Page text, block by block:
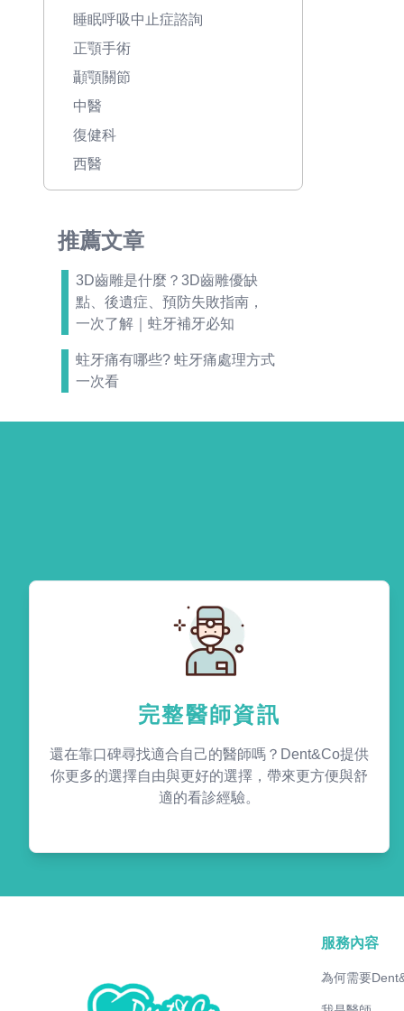
睡眠呼吸中止症諮詢
正顎手術
顳顎關節
中醫
復健科
西醫
推薦文章
3D齒雕是什麼？3D齒雕優缺
點、後遺症、預防失敗指南，
一次了解｜蛀牙補牙必知
蛀牙痛有哪些? 蛀牙痛處理方式
一次看
完整醫師資訊
還在靠口碑尋找適合自己的醫師嗎？Dent&Co提供
你更多的選擇自由與更好的選擇，帶來更方便與舒
適的看診經驗。
服務內容
為何需要